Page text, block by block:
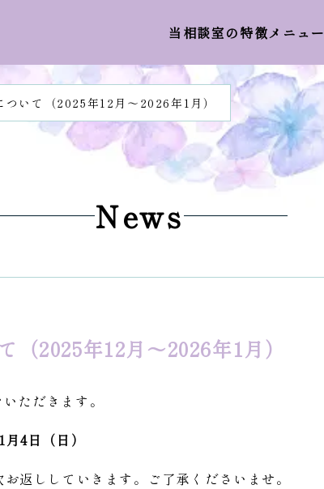
当相談室の特徴メニュー
ついて（2025年12月～2026年1月）
News
（2025年12月～2026年1月）
ただきます。
4日（日）
返ししていきます。ご了承くださいませ。